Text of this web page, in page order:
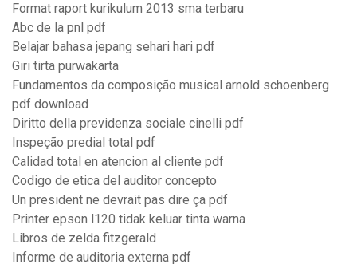
Format raport kurikulum 2013 sma terbaru
Abc de la pnl pdf
Belajar bahasa jepang sehari hari pdf
Giri tirta purwakarta
Fundamentos da composição musical arnold schoenberg
pdf download
Diritto della previdenza sociale cinelli pdf
Inspeção predial total pdf
Calidad total en atencion al cliente pdf
Codigo de etica del auditor concepto
Un president ne devrait pas dire ça pdf
Printer epson l120 tidak keluar tinta warna
Libros de zelda fitzgerald
Informe de auditoria externa pdf